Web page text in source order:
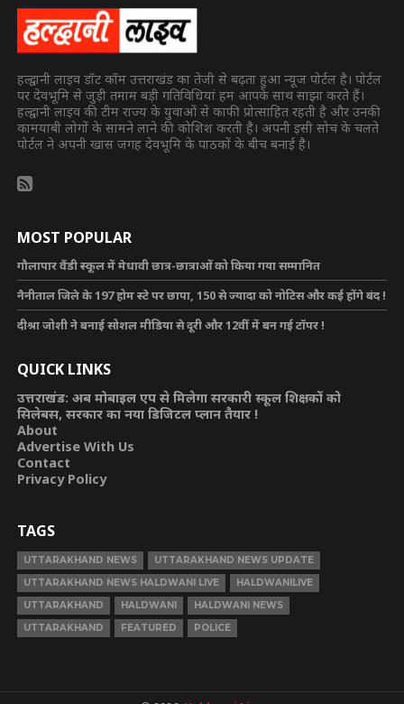
हल्द्वानी लाइव डॉट कॉम उत्तराखंड का तेजी से बढ़ता हुआ न्यूज पोर्टल है। पोर्टल
पर देवभूमि से जुड़ी तमाम बड़ी गतिविधियां हम आपके साथ साझा करते हैं।
हल्द्वानी लाइव की टीम राज्य के युवाओं से काफी प्रोत्साहित रहती है और उनकी
कामयाबी लोगों के सामने लाने की कोशिश करती है। अपनी इसी सोच के चलते
पोर्टल ने अपनी खास जगह देवभूमि के पाठकों के बीच बनाई है।
MOST POPULAR
गौलापार वैंडी स्कूल में मेधावी छात्र-छात्राओं को किया गया सम्मानित
नैनीताल जिले के 197 होम स्टे पर छापा, 150 से ज्यादा को नोटिस और कई होंगे बंद !
दीश्रा जोशी ने बनाई सोशल मीडिया से दूरी और 12वीं में बन गई टॉपर !
QUICK LINKS
उत्तराखंड: अब मोबाइल एप से मिलेगा सरकारी स्कूल शिक्षकों को
सिलेबस, सरकार का नया डिजिटल प्लान तैयार !
About
Advertise With Us
Contact
Privacy Policy
TAGS
UTTARAKHAND NEWS
UTTARAKHAND NEWS UPDATE
UTTARAKHAND NEWS HALDWANI LIVE
HALDWANILIVE
UTTARAKHAND
HALDWANI
HALDWANI NEWS
UTTARAKHAND
FEATURED POLICE